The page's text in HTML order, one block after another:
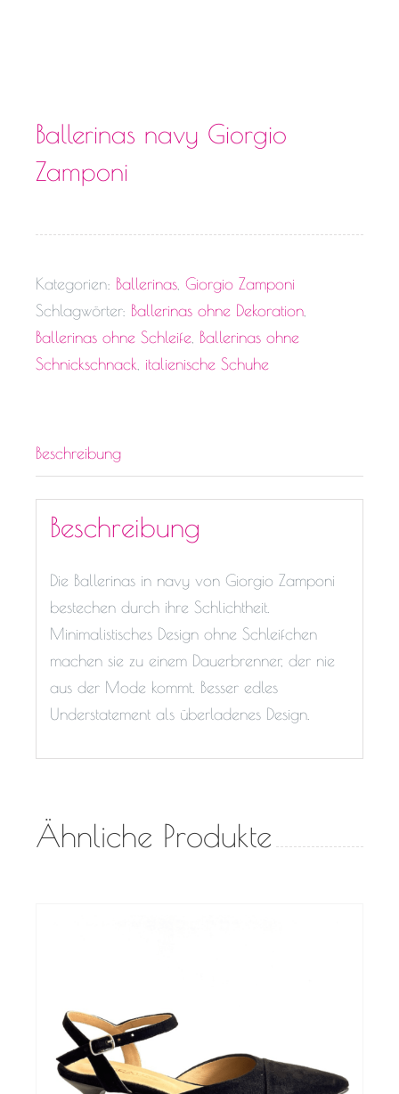
Ballerinas navy Giorgio
Zamponi
Kategorien: Ballerinas Giorgio Zamponi
Schlagwörter: Ballerinas ohne Dekoration
Ballerinas ohne Schleife Ballerinas ohne
Schnickschnack italienische Schuhe
Beschreibung
Beschreibung
Die Ballerinas in navy von Giorgio Zamponi
bestechen durch ihre Schlichtheit.
Minimalistisches Design ohne Schleifchen
machen sie zu einem Dauerbrenner, der nie
aus der Mode kommt. Besser edles
Understatement als überladenes Design.
Ähnliche Produkte